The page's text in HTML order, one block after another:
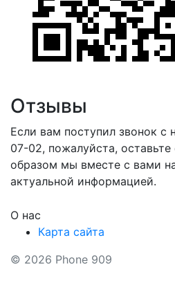
Отзывы
Если вам поступил звонок
07-02, пожалуйста,
образом мы вместе с вами
актуальной информацией.
О нас
Карта сайта
© 2026 Phone 909